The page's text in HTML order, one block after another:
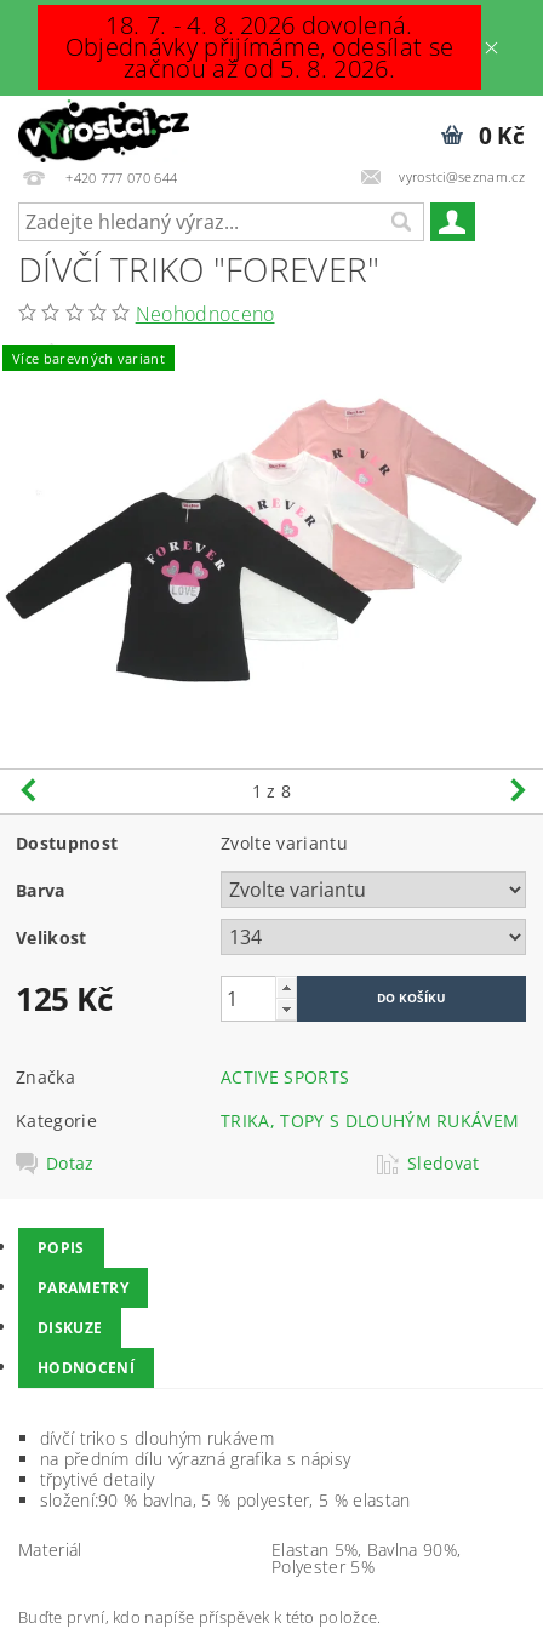
18. 7. - 4. 8. 2026 dovolená.
Objednávky přijímáme, odesílat se
začnou až od 5. 8. 2026.
+420 777 070 644 vyrostci@seznam.cz
0 Kč
DÍVČÍ TRIKO "FOREVER"
Neohodnoceno
Více barevných variant
1 z 8
Dostupnost Zvolte variantu
Barva
Velikost
125 Kč
Značka
ACTIVE SPORTS
Kategorie
TRIKA, TOPY S DLOUHÝM RUKÁVEM
Dotaz
Sledovat
POPIS
PARAMETRY
DISKUZE
HODNOCENÍ
dívčí triko s dlouhým rukávem
na předním dílu výrazná grafika s nápisy
třpytivé detaily
složení:90 % bavlna, 5 % polyester, 5 % elastan
Materiál Elastan 5%, Bavlna 90%,
Polyester 5%
Buďte první, kdo napíše příspěvek k této položce.